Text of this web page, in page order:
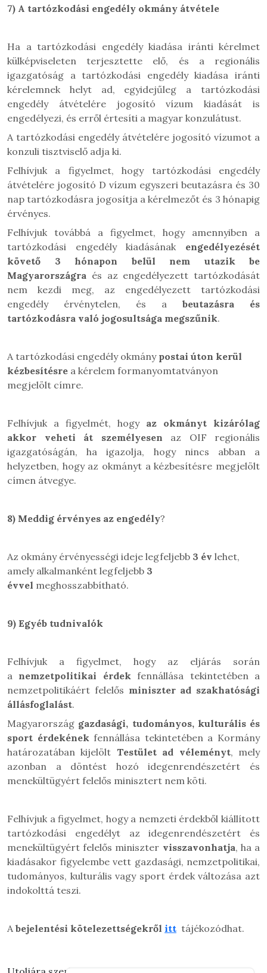
7) A tartózkodási engedély okmány átvétele
Ha a tartózkodási engedély kiadása iránti kérelmet
külképviseleten terjesztette elő, és a regionális
igazgatóság a tartózkodási engedély kiadása iránti
kérelemnek helyt ad, egyidejűleg a tartózkodási
engedély átvételére jogosító vízum kiadását is
engedélyezi, és erről értesíti a magyar konzulátust.
A tartózkodási engedély átvételére jogosító vízumot a
konzuli tisztviselő adja ki.
Felhívjuk a figyelmet, hogy tartózkodási engedély
átvételére jogosító D vízum egyszeri beutazásra és 30
nap tartózkodásra jogosítja a kérelmezőt és 3 hónapig
érvényes.
Felhívjuk továbbá a figyelmet, hogy amennyiben a
tartózkodási engedély kiadásának engedélyezését
követő 3 hónapon belül nem utazik be
Magyarországra és az engedélyezett tartózkodását
nem kezdi meg, az engedélyezett tartózkodási
engedély érvénytelen, és a beutazásra és
tartózkodásra való jogosultsága megszűnik.
A tartózkodási engedély okmány postai úton kerül
kézbesítésre a kérelem formanyomtatványon
megjelölt címre.
Felhívjuk a figyelmét, hogy az okmányt kizárólag
akkor veheti át személyesen az OIF regionális
igazgatóságán, ha igazolja, hogy nincs abban a
helyzetben, hogy az okmányt a kézbesítésre megjelölt
címen átvegye.
8) Meddig érvényes az engedély?
Az okmány érvényességi ideje legfeljebb 3 év lehet,
amely alkalmanként legfeljebb 3
évvel meghosszabbítható.
9) Egyéb tudnivalók
Felhívjuk a figyelmet, hogy az eljárás során
a nemzetpolitikai érdekfennállása tekintetében a
nemzetpolitikáért felelős miniszter ad szakhatósági
állásfoglalást.
Magyarország gazdasági, tudományos, kulturális és
sport érdekénekfennállása tekintetében a Kormány
határozatában kijelölt Testület ad véleményt, mely
azonban a döntést hozó idegenrendészetért és
menekültügyért felelős minisztert nem köti.
Felhívjuk a figyelmet, hogy a nemzeti érdekből kiállított
tartózkodási engedélyt az idegenrendészetért és
menekültügyért felelős miniszter visszavonhatja, ha a
kiadásakor figyelembe vett gazdasági, nemzetpolitikai,
tudományos, kulturális vagy sport érdek változása azt
indokolttá teszi.
A bejelentési kötelezettségekről itt tájékozódhat.